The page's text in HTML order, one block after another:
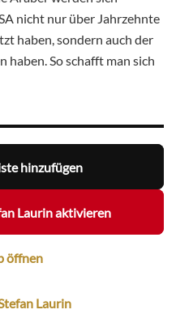
nicht nur über Jahrzehnte
haben, sondern auch der
haben. So schafft man sich
hinzufügen
Laurin aktivieren
öffnen
Laurin